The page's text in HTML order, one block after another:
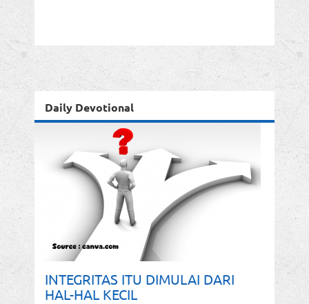
Daily Devotional
INTEGRITAS ITU DIMULAI DARI
HAL-HAL KECIL